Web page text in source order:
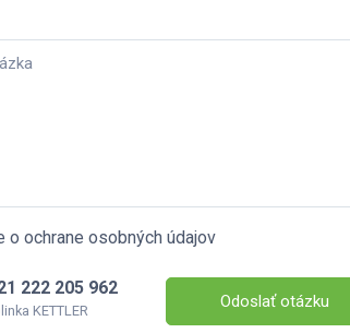
o ochrane osobných údajov
222 205 962
KETTLER Odoslať otázku